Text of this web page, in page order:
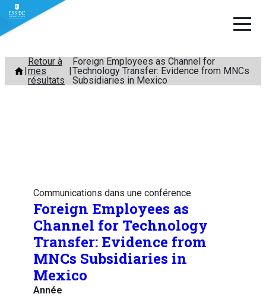
Aller
contenu
Retour à
mes
résultats
Foreign Employees as Channel for
Technology Transfer: Evidence from MNCs
Subsidiaries in Mexico
Communications dans une conférence
Foreign Employees as
Channel for Technology
Transfer: Evidence from
MNCs Subsidiaries in
Mexico
Année